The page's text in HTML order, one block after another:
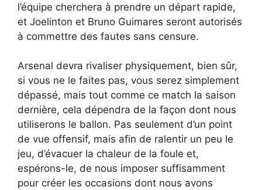
l’équipe cherchera à prendre un départ rapide,
et Joelinton et Bruno Guimares seront autorisés
à commettre des fautes sans censure.
Arsenal devra rivaliser physiquement, bien sûr,
si vous ne le faites pas, vous serez simplement
dépassé, mais tout comme ce match la saison
dernière, cela dépendra de la façon dont nous
utiliserons le ballon. Pas seulement d’un point
de vue offensif, mais afin de ralentir un peu le
jeu, d’évacuer la chaleur de la foule et,
espérons-le, de nous imposer suffisamment
pour créer les occasions dont nous avons